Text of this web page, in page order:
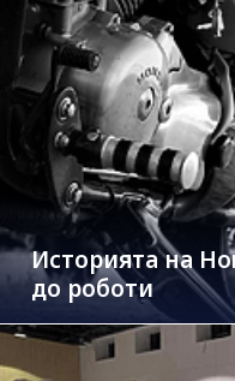
Историята на
до роботи